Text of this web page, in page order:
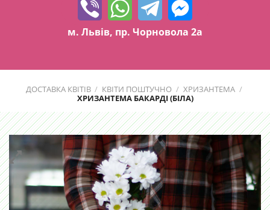
м. Львів, пр. Чорновола 2а
ДОСТАВКА КВІТІВ / КВІТИ ПОШТУЧНО / ХРИЗАНТЕМА /
ХРИЗАНТЕМА БАКАРДІ (БІЛА)